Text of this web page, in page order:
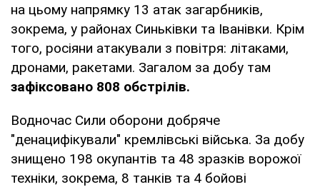
на цьому напрямку 13 атак загарбників,
зокрема, у районах Синьківки та Іванівки. Крім
того, росіяни атакували з повітря: літаками,
дронами, ракетами. Загалом за добу там
зафіксовано 808 обстрілів.
Водночас Сили оборони добряче
"денацифікували" кремлівські війська. За добу
знищено 198 окупантів та 48 зразків ворожої
техніки, зокрема, 8 танків та 4 бойові